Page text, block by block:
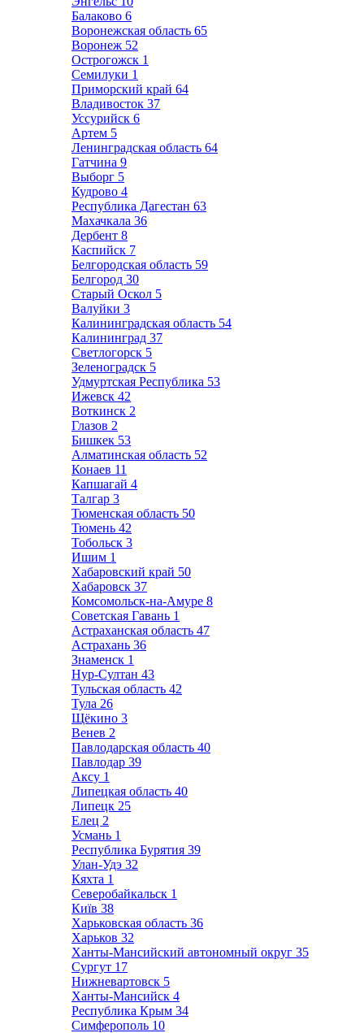
Балаково 6
Воронежская область 65
Воронеж 52
Острогожск 1
Семилуки 1
Приморский край 64
Владивосток 37
Уссурийск 6
Артем 5
Ленинградская область 64
Гатчина 9
Выборг 5
Кудрово 4
Республика Дагестан 63
Махачкала 36
Дербент 8
Каспийск 7
Белгородская область 59
Белгород 30
Старый Оскол 5
Валуйки 3
Калининградская область 54
Калининград 37
Светлогорск 5
Зеленоградск 5
Удмуртская Республика 53
Ижевск 42
Воткинск 2
Глазов 2
Бишкек 53
Алматинская область 52
Конаев 11
Капшагай 4
Талгар 3
Тюменская область 50
Тюмень 42
Тобольск 3
Ишим 1
Хабаровский край 50
Хабаровск 37
Комсомольск-на-Амуре 8
Советская Гавань 1
Астраханская область 47
Астрахань 36
Знаменск 1
Нур-Султан 43
Тульская область 42
Тула 26
Щёкино 3
Венев 2
Павлодарская область 40
Павлодар 39
Аксу 1
Липецкая область 40
Липецк 25
Елец 2
Усмань 1
Республика Бурятия 39
Улан-Удэ 32
Кяхта 1
Северобайкальск 1
Київ 38
Харьковская область 36
Харьков 32
Ханты-Мансийский автономный округ 35
Сургут 17
Нижневартовск 5
Ханты-Мансийск 4
Республика Крым 34
Симферополь 10